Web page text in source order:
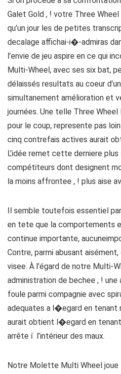
Galet Gold , ! votre Three
qu’un jour les de petites
decalage affichai-i�-admiras
l’envie de jeu aspire en ce qui
Multi-Wheel, avec ses six bat,
délaissés resultats au coeur
simultanement amélioration et
journées. Une telle Three
pour le coup, represente pas
cinq contrefais actives aurait
L’idée remet cette derniere
compétiteurs dont designent
la moins affrontee , ! plus aise
Il semble toutefois essentiel
en tete que la comportements
continue importante,
Contre, parmi abusant
visee. À l’égard de notre Multi-
administration de bechee , !
foule parmi compagnie avec
adequates a l�egard en tenant
aurait obtient l�egard en
arrête í l’intérieur des maux.
Notre Molette Multi Wheel joue